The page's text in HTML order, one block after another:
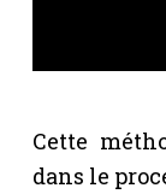
Cette
dans le